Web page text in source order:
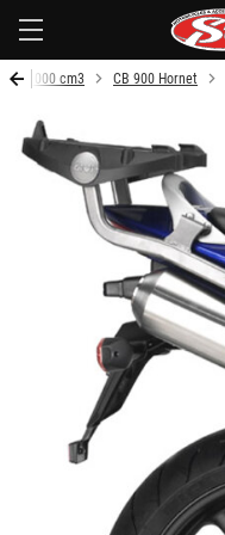
do 1000 cm3 CB 900 Hornet